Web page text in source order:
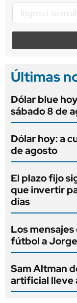
Últimas
Dólar blue
sábado 8 de
Dólar hoy: a
de agosto
El plazo fijo
que invertir
días
Los
fútbol a
Sam Altman
artificial lleve